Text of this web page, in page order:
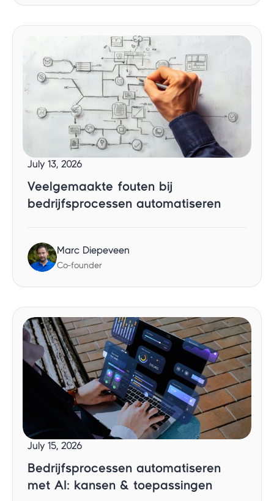
July 13, 2026
Veelgemaakte fouten bij
bedrijfsprocessen automatiseren
Marc Diepeveen
Co-founder
July 15, 2026
Bedrijfsprocessen automatiseren
met AI: kansen & toepassingen